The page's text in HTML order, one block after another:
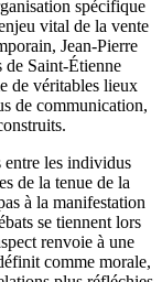
spécifique
vital de la vente
Jean-Pierre
de Saint-Étienne
de véritables lieux
de communication,
entre les individus
de la tenue de la
à la manifestation
se tiennent lors
renvoie à une
comme morale,